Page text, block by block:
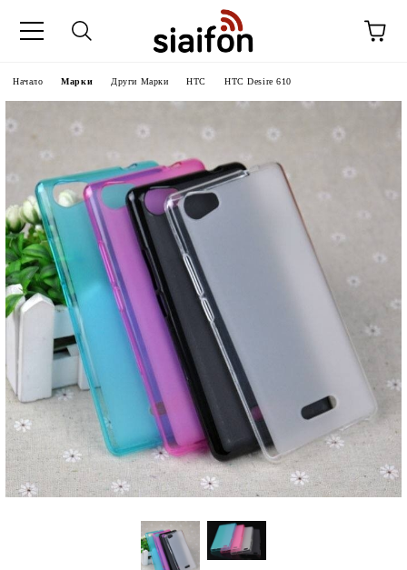
Начало Марки Други Марки HTC HTC Desire 610